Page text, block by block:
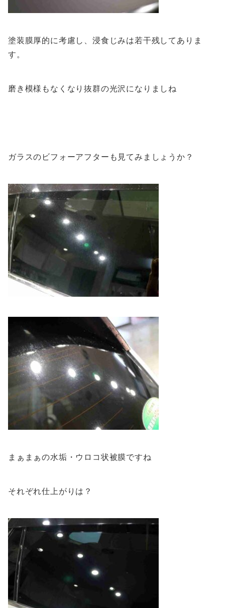
塗装膜厚的に考慮し、浸食じみは若干残してありま
す。
磨き模様もなくなり抜群の光沢になりましね
ガラスのビフォーアフターも見てみましょうか？
まぁまぁの水垢・ウロコ状被膜ですね
それぞれ仕上がりは？